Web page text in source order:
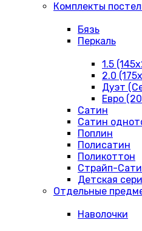
Комплекты
Бязь
Перкаль
1.5
2.0
Дуэт
Евро
Сатин
Сатин
Поплин
Полисатин
Поликоттон
Страйп-
Детская
Отдельные
Наволочки